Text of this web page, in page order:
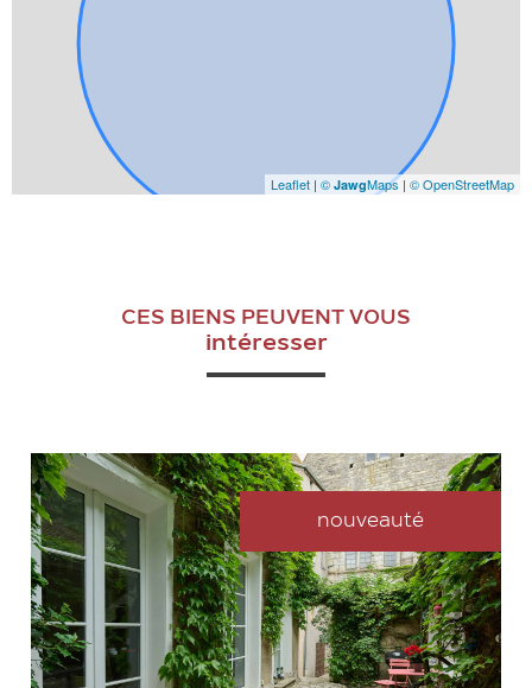
Leaflet | © JawgMaps| © OpenStreetMap
CES BIENS PEUVENT VOUS
intéresser
nouveauté
VOIR LE BIEN